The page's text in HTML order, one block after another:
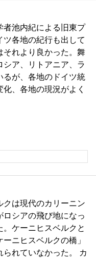
者池内紀による旧東プ
ツ各地の紀行も出して
それより良かった。舞
ア、リトアニア、ラ
るが、各地のドイツ統
、各地の現況がよく
クは現代のカリーニン
シアの飛び地になっ
ケーニヒスベルクと
ニヒスベルクの橋」
れていなかった。 カ